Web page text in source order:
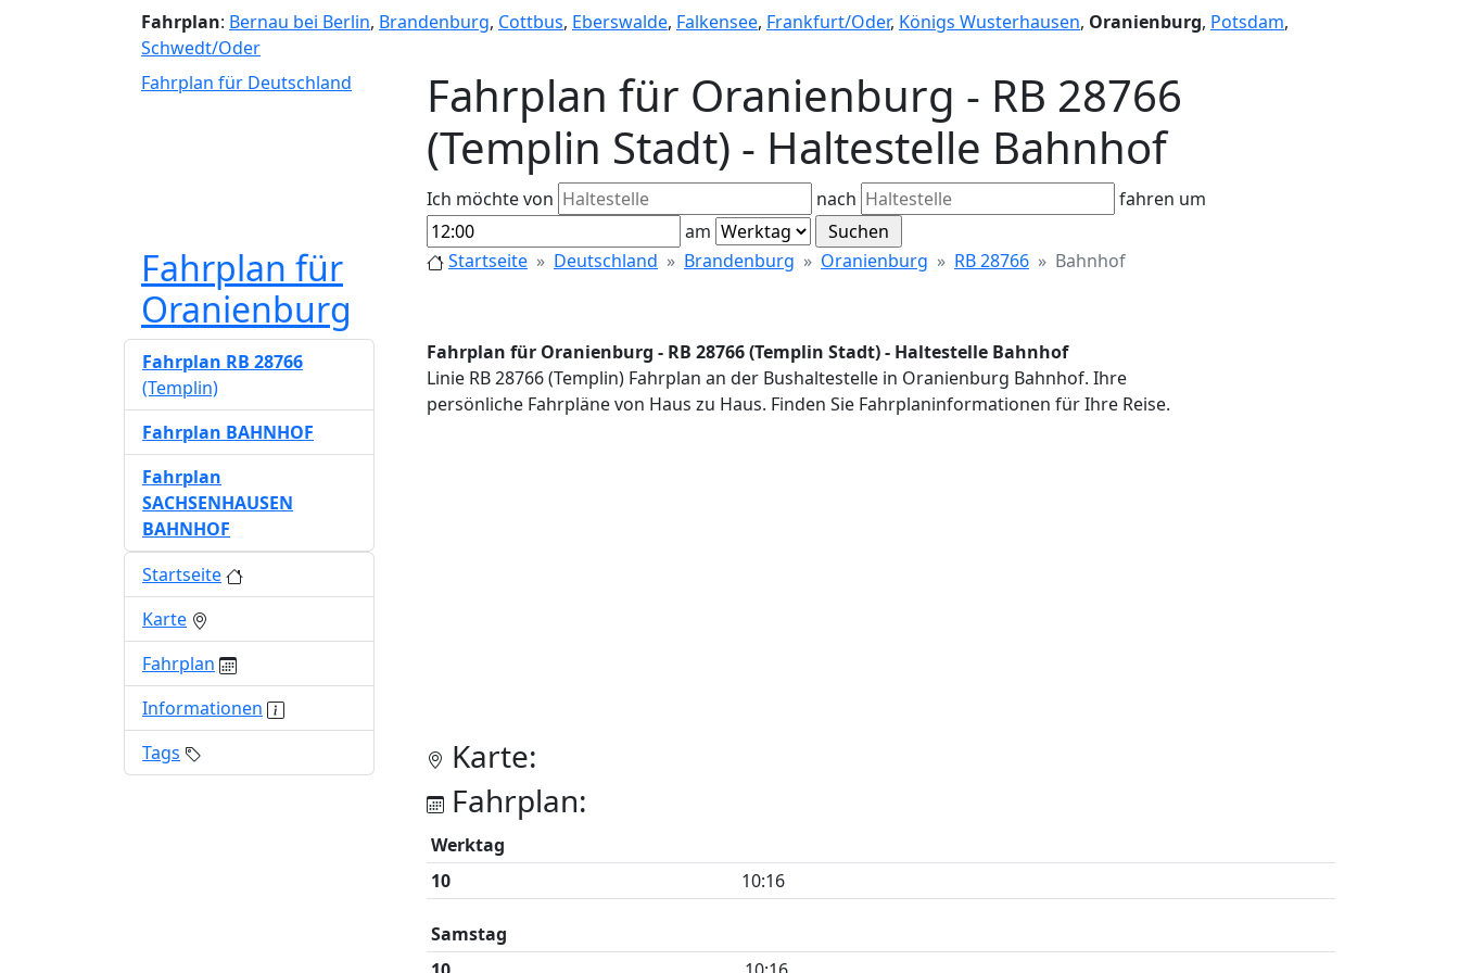
Fahrplan: Bernau bei Berlin, Brandenburg, Cottbus, Eberswalde, Falkensee, Frankfurt/Oder, Königs Wusterhausen, Oranienburg, Potsdam,
Schwedt/Oder
Fahrplan für Deutschland
Fahrplan für Oranienburg - RB 28766
(Templin Stadt) - Haltestelle Bahnhof
Ich möchte von nach
fahren um
am
Fahrplan für
Oranienburg
Startseite Deutschland Brandenburg Oranienburg RB 28766 Bahnhof
Fahrplan für Oranienburg - RB 28766 (Templin Stadt) - Haltestelle Bahnhof
Linie RB 28766 (Templin) Fahrplan an der Bushaltestelle in Oranienburg Bahnhof. Ihre
persönliche Fahrpläne von Haus zu Haus. Finden Sie Fahrplaninformationen für Ihre Reise.
Karte:
Fahrplan:
Werktag
10
10:16
Samstag
Fahrplan RB 28766
(Templin)
Fahrplan BAHNHOF
Fahrplan
SACHSENHAUSEN
BAHNHOF
Startseite
Karte
Fahrplan
Informationen
Tags